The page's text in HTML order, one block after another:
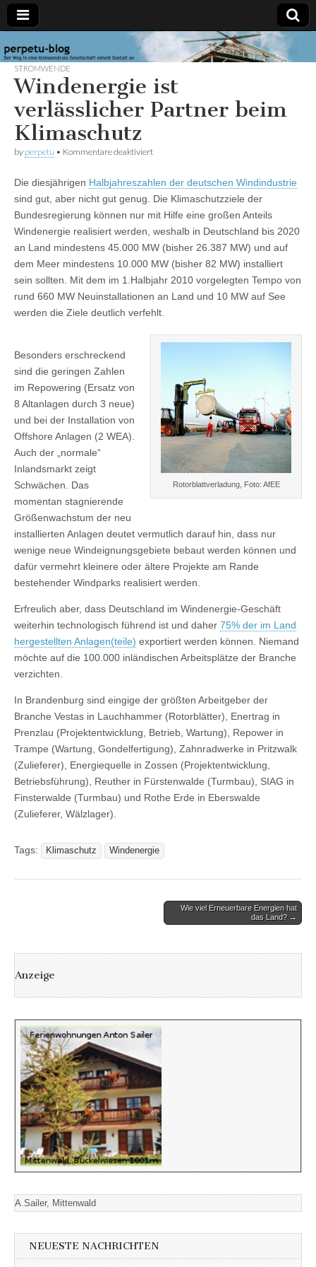
perpetu-
blog
Der Weg in
eine
klimaneutrale
Gesellschaft
Gestalt an
STROMWENDE
Windenergie ist
verlässlicher Partner beim
Klimaschutz
by perpetu • Kommentare deaktiviertfür
verlässlicher
Partner
Klimaschutz
Die diesjährigen Halbjahreszahlen der deutschen Windindustrie
sind gut, aber nicht gut genug. Die Klimaschutzziele der
Bundesregierung können nur mit Hilfe eine großen Anteils
Windenergie realisiert werden, weshalb in Deutschland bis 2020
an Land mindestens 45.000 MW (bisher 26.387 MW) und auf
dem Meer mindestens 10.000 MW (bisher 82 MW) installiert
sein sollten. Mit dem im 1.Halbjahr 2010 vorgelegten Tempo von
rund 660 MW Neuinstallationen an Land und 10 MW auf See
werden die Ziele deutlich verfehlt.
Rotorblattverladung, Foto: AfEE
Besonders erschreckend
sind die geringen Zahlen
im Repowering (Ersatz von
8 Altanlagen durch 3 neue)
und bei der Installation von
Offshore Anlagen (2 WEA).
Auch der „normale“
Inlandsmarkt zeigt
Schwächen. Das
momentan stagnierende
Größenwachstum der neu
installierten Anlagen deutet vermutlich darauf hin, dass nur
wenige neue Windeignungsgebiete bebaut werden können und
dafür vermehrt kleinere oder ältere Projekte am Rande
bestehender Windparks realisiert werden.
Erfreulich aber, dass Deutschland im Windenergie-Geschäft
weiterhin technologisch führend ist und daher 75% der im Land
hergestellten Anlagen(teile) exportiert werden können. Niemand
möchte auf die 100.000 inländischen Arbeitsplätze der Branche
verzichten.
In Brandenburg sind eingige der größten Arbeitgeber der
Branche Vestas in Lauchhammer (Rotorblätter), Enertrag in
Prenzlau (Projektentwicklung, Betrieb, Wartung), Repower in
Trampe (Wartung, Gondelfertigung), Zahnradwerke in Pritzwalk
(Zulieferer), Energiequelle in Zossen (Projektentwicklung,
Betriebsführung), Reuther in Fürstenwalde (Turmbau), SIAG in
Finsterwalde (Turmbau) und Rothe Erde in Eberswalde
(Zulieferer, Wälzlager).
Tags: Klimaschutz Windenergie
Wie viel Erneuerbare Energien hat
das Land? →
Anzeige
A.Sailer, Mittenwald
NEUESTE NACHRICHTEN